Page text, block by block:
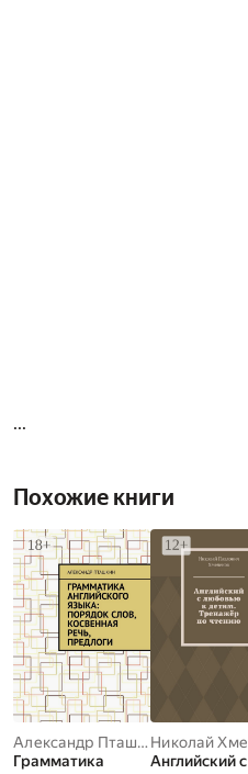
...
Похожие книги
Александр Пташкин
Грамматика
Английский с